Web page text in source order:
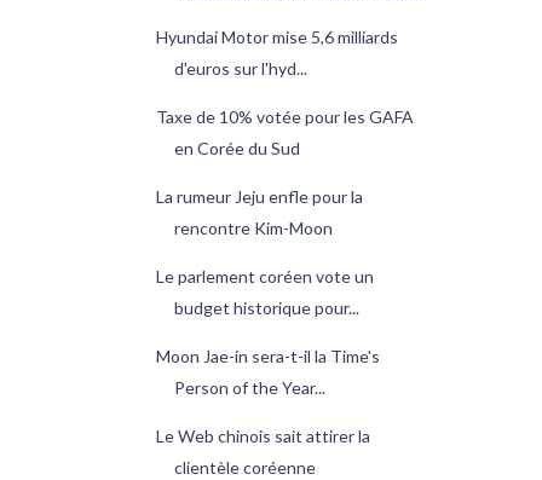
Hyundai Motor mise 5,6 milliards
d'euros sur l'hyd...
Taxe de 10% votée pour les GAFA
en Corée du Sud
La rumeur Jeju enfle pour la
rencontre Kim-Moon
Le parlement coréen vote un
budget historique pour...
Moon Jae-in sera-t-il la Time's
Person of the Year...
Le Web chinois sait attirer la
clientèle coréenne